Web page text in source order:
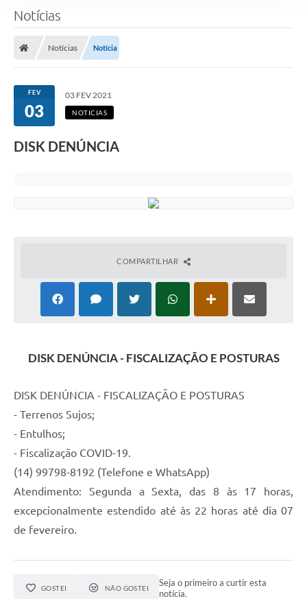
Notícias
Notícias Notícia
FEV
03
03 FEV 2021
NOTICIAS
DISK DENÚNCIA
COMPARTILHAR
DISK DENÚNCIA - FISCALIZAÇÃO E POSTURAS
DISK DENÚNCIA - FISCALIZAÇÃO E POSTURAS
- Terrenos Sujos;
- Entulhos;
- Fiscalização COVID-19.
(14) 99798-8192 (Telefone e WhatsApp)
Atendimento: Segunda a Sexta, das 8 às 17 horas,
excepcionalmente estendido até às 22 horas até dia 07
de fevereiro.
GOSTEI NÃO GOSTEI
Seja o primeiro a curtir esta
notícia.